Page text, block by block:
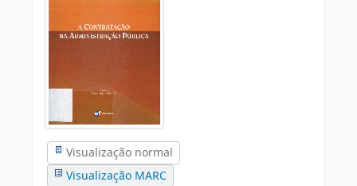
Visualização normal
Visualização MARC